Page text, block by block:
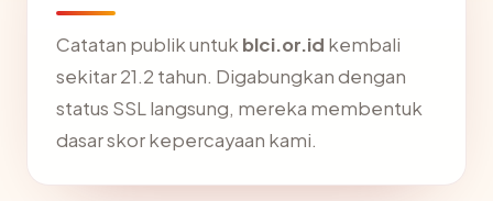
Catatan publik untuk blci.or.id kembali
sekitar 21.2 tahun. Digabungkan dengan
status SSL langsung, mereka membentuk
dasar skor kepercayaan kami.